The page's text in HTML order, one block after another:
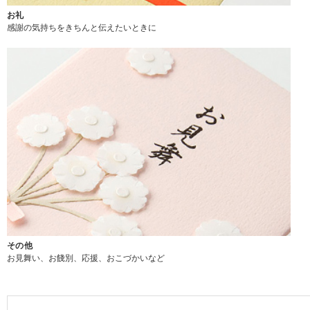
お礼
感謝の気持ちをきちんと伝えたいときに
その他
お見舞い、お餞別、応援、おこづかいなど